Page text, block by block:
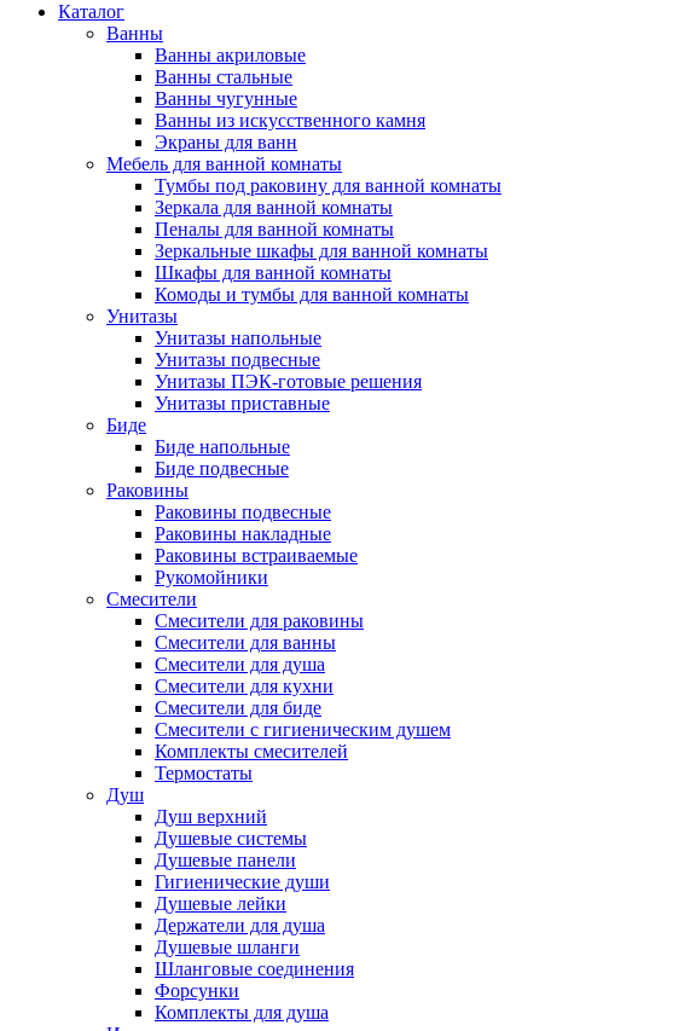
Каталог
Ванны
Ванны акриловые
Ванны стальные
Ванны чугунные
Ванны из искусственного камня
Экраны для ванн
Мебель для ванной комнаты
Тумбы под раковину для ванной комнаты
Зеркала для ванной комнаты
Пеналы для ванной комнаты
Зеркальные шкафы для ванной комнаты
Шкафы для ванной комнаты
Комоды и тумбы для ванной комнаты
Унитазы
Унитазы напольные
Унитазы подвесные
Унитазы ПЭК-готовые решения
Унитазы приставные
Биде
Биде напольные
Биде подвесные
Раковины
Раковины подвесные
Раковины накладные
Раковины встраиваемые
Рукомойники
Смесители
Смесители для раковины
Смесители для ванны
Смесители для душа
Смесители для кухни
Смесители для биде
Смесители с гигиеническим душем
Комплекты смесителей
Термостаты
Душ
Душ верхний
Душевые системы
Душевые панели
Гигиенические души
Душевые лейки
Держатели для душа
Душевые шланги
Шланговые соединения
Форсунки
Комплекты для душа